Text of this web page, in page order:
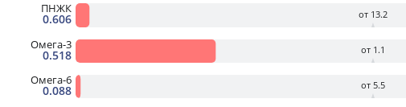
ПНЖК
0.606 от 13.2
Омега-3
0.518 от 1.1
Омега-6
0.088 от 5.5